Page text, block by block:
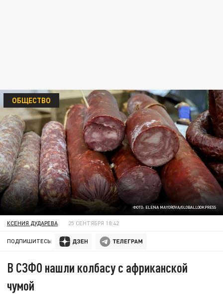
ФОТО: ELENA MAYOROVA/GLOBALLOOKPRESS
ОБЩЕСТВО
КСЕНИЯ ДУДАРЕВА 25 СЕНТЯБРЯ 18:42
ПОДПИШИТЕСЬ:
В СЗФО нашли колбасу с африканской
чумой